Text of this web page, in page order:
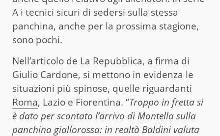
A i tecnici sicuri di sedersi sulla stessa
panchina, anche per la prossima stagione,
sono pochi.
Nell’articolo de La Repubblica, a firma di
Giulio Cardone, si mettono in evidenza le
situazioni più spinose, quelle riguardanti
Roma, Lazio e Fiorentina. “Troppo in fretta si
è dato per scontato l’arrivo di Montella sulla
panchina giallorossa: in realtà Baldini valuta